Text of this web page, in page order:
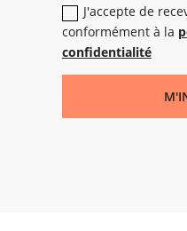
J'accepte de
conformément à la
confidentialité